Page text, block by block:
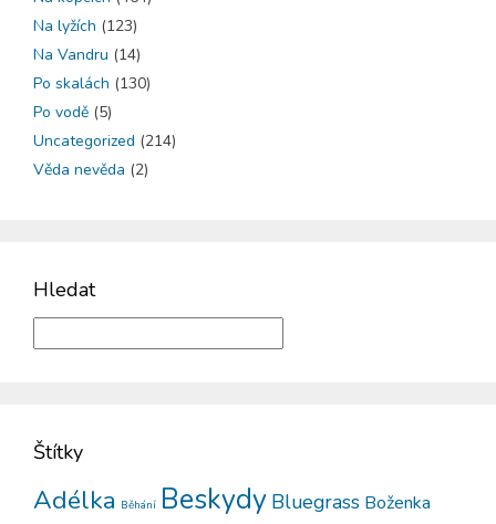
Na lyžích (123)
Na Vandru (14)
Po skalách (130)
Po vodě (5)
Uncategorized (214)
Věda nevěda (2)
Hledat
Štítky
Adélka Běhání Beskydy Bluegrass Boženka